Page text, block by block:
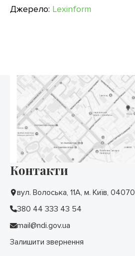
Джерело: Lexinform
Контакти
вул. Волоська, 11А, м. Київ, 04070
380 44 333 43 54
mail@ndi.gov.ua
Залишити звернення